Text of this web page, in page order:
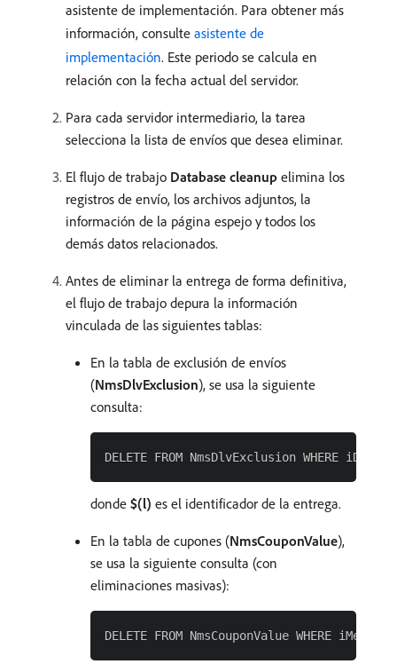
asistente de implementación. Para obtener más
información, consulte asistente de
implementación. Este periodo se calcula en
relación con la fecha actual del servidor.
Para cada servidor intermediario, la tarea
selecciona la lista de envíos que desea eliminar.
El flujo de trabajo Database cleanup elimina los
registros de envío, los archivos adjuntos, la
información de la página espejo y todos los
demás datos relacionados.
Antes de eliminar la entrega de forma definitiva,
el flujo de trabajo depura la información
vinculada de las siguientes tablas:
En la tabla de exclusión de envíos
(NmsDlvExclusion), se usa la siguiente
consulta:
donde $(l) es el identificador de la entrega.
En la tabla de cupones (NmsCouponValue),
se usa la siguiente consulta (con
eliminaciones masivas):